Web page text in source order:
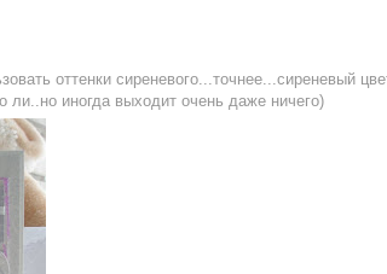
оттенки сиреневого...точнее...сиреневый
ли..но иногда выходит очень даже ничего)